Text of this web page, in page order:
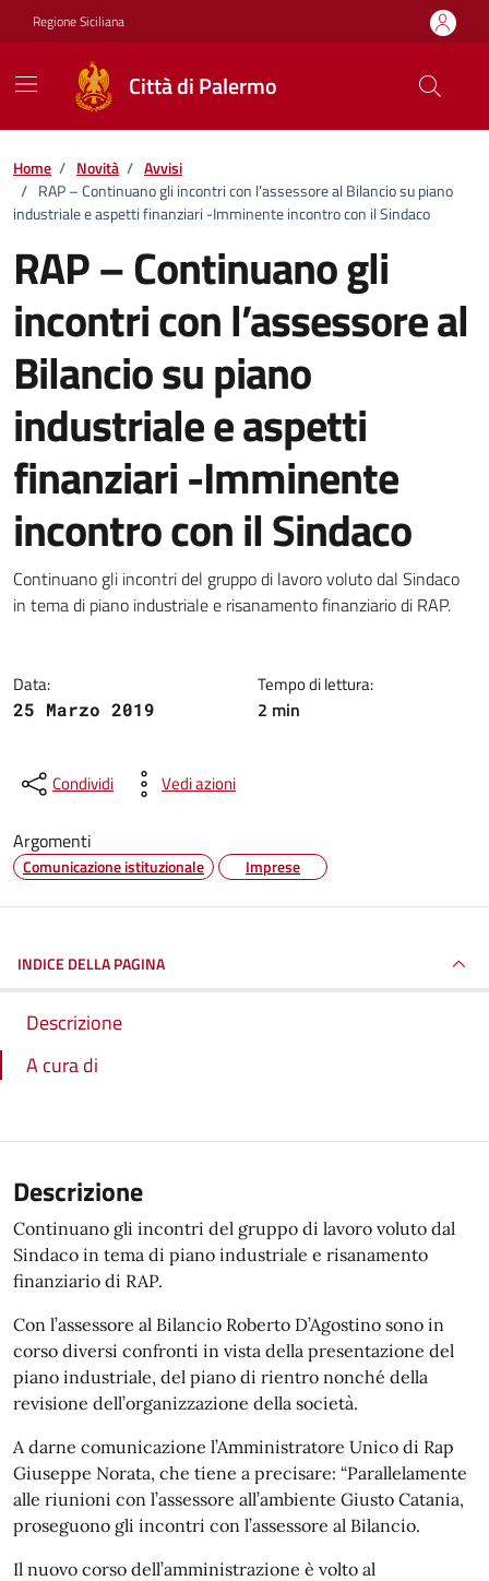
Vai ai contenuti
Vai al footer
Regione Siciliana
Città di Palermo
Home / Novità / Avvisi
/ RAP – Continuano gli incontri con l’assessore al Bilancio su piano
industriale e aspetti finanziari -Imminente incontro con il Sindaco
RAP – Continuano gli
incontri con l’assessore al
Bilancio su piano
industriale e aspetti
finanziari -Imminente
incontro con il Sindaco
Dettagli della notizia
Continuano gli incontri del gruppo di lavoro voluto dal Sindaco
in tema di piano industriale e risanamento finanziario di RAP.
Data:
25 Marzo 2019
Tempo di lettura:
2 min
Condividi Vedi azioni
Argomenti
Comunicazione istituzionale Imprese
INDICE DELLA PAGINA
Descrizione
A cura di
Descrizione
Continuano gli incontri del gruppo di lavoro voluto dal
Sindaco in tema di piano industriale e risanamento
finanziario di RAP.
Con l’assessore al Bilancio Roberto D’Agostino sono in
corso diversi confronti in vista della presentazione del
piano industriale, del piano di rientro nonché della
revisione dell’organizzazione della società.
A darne comunicazione l’Amministratore Unico di Rap
Giuseppe Norata, che tiene a precisare: “Parallelamente
alle riunioni con l’assessore all’ambiente Giusto Catania,
proseguono gli incontri con l’assessore al Bilancio.
Il nuovo corso dell’amministrazione è volto al